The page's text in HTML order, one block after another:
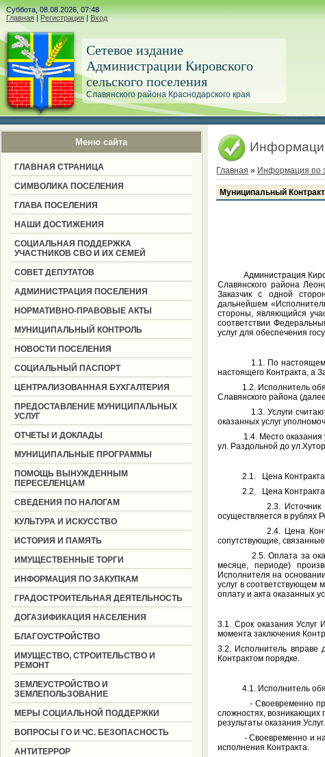
Суббота, 08.08.2026, 07:48
Главная | Регистрация | Вход
Сетевое издание
Администрации Кировского
сельского поселения
Славянского района Краснодарского края
Меню сайта
ГЛАВНАЯ СТРАНИЦА
СИМВОЛИКА ПОСЕЛЕНИЯ
ГЛАВА ПОСЕЛЕНИЯ
НАШИ ДОСТИЖЕНИЯ
СОЦИАЛЬНАЯ ПОДДЕРЖКА
УЧАСТНИКОВ СВО И ИХ СЕМЕЙ
СОВЕТ ДЕПУТАТОВ
АДМИНИСТРАЦИЯ ПОСЕЛЕНИЯ
НОРМАТИВНО-ПРАВОВЫЕ АКТЫ
МУНИЦИПАЛЬНЫЙ КОНТРОЛЬ
НОВОСТИ ПОСЕЛЕНИЯ
СОЦИАЛЬНЫЙ ПАСПОРТ
ЦЕНТРАЛИЗОВАННАЯ БУХГАЛТЕРИЯ
ПРЕДОСТАВЛЕНИЕ МУНИЦИПАЛЬНЫХ
УСЛУГ
ОТЧЕТЫ И ДОКЛАДЫ
МУНИЦИПАЛЬНЫЕ ПРОГРАММЫ
ПОМОЩЬ ВЫНУЖДЕННЫМ
ПЕРЕСЕЛЕНЦАМ
СВЕДЕНИЯ ПО НАЛОГАМ
КУЛЬТУРА И ИСКУССТВО
ИСТОРИЯ И ПАМЯТЬ
ИМУЩЕСТВЕННЫЕ ТОРГИ
ИНФОРМАЦИЯ ПО ЗАКУПКАМ
ГРАДОСТРОИТЕЛЬНАЯ ДЕЯТЕЛЬНОСТЬ
ДОГАЗИФИКАЦИЯ НАСЕЛЕНИЯ
БЛАГОУСТРОЙСТВО
ИМУЩЕСТВО, СТРОИТЕЛЬСТВО И
РЕМОНТ
ЗЕМЛЕУСТРОЙСТВО И
ЗЕМЛЕПОЛЬЗОВАНИЕ
МЕРЫ СОЦИАЛЬНОЙ ПОДДЕРЖКИ
ВОПРОСЫ ГО И ЧС. БЕЗОПАСНОСТЬ
АНТИТЕРРОР
Главная » Информация по
Муниципальный
Администрация
Славянского района
Заказчик с одной
дальнейшем
стороны, являющийся
соответствии
услуг для обеспечения
1.1. По настоящему
настоящего Контракта, а
1.2. Исполнитель
Славянского района
1.3. Услуги считаются
оказанных услуг
1.4. Место оказания
ул. Раздольной до
2.1. Цена Контракта
2.2. Цена Контракта
2.3. Источник
осуществляется в рублях
2.4. Цена Контракта
сопутствующие,
2.5. Оплата за
месяце, периоде)
Исполнителя на
услуг в соответствующем
оплату и акта оказанных
3.1. Срок оказания Услуг
момента заключения
3.2. Исполнитель вправе
Контрактом порядке.
4.1. Исполнитель
- Своевременно
сложностях, возникающих
результаты оказания Услуг.
- Своевременно и
исполнения Контракта.